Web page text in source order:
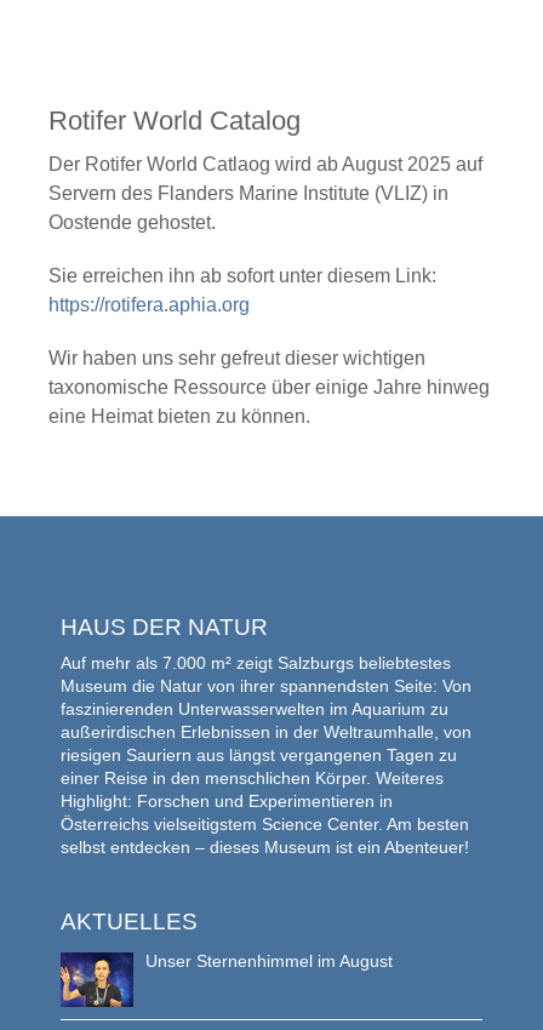
Rotifer World Catalog
Der Rotifer World Catlaog wird ab August 2025 auf
Servern des Flanders Marine Institute (VLIZ) in
Oostende gehostet.
Sie erreichen ihn ab sofort unter diesem Link:
https://rotifera.aphia.org
Wir haben uns sehr gefreut dieser wichtigen
taxonomische Ressource über einige Jahre hinweg
eine Heimat bieten zu können.
HAUS DER NATUR
Auf mehr als 7.000 m² zeigt Salzburgs beliebtestes
Museum die Natur von ihrer spannendsten Seite: Von
faszinierenden Unterwasserwelten im Aquarium zu
außerirdischen Erlebnissen in der Weltraumhalle, von
riesigen Sauriern aus längst vergangenen Tagen zu
einer Reise in den menschlichen Körper. Weiteres
Highlight: Forschen und Experimentieren in
Österreichs vielseitigstem Science Center. Am besten
selbst entdecken – dieses Museum ist ein Abenteuer!
AKTUELLES
Unser Sternenhimmel im August